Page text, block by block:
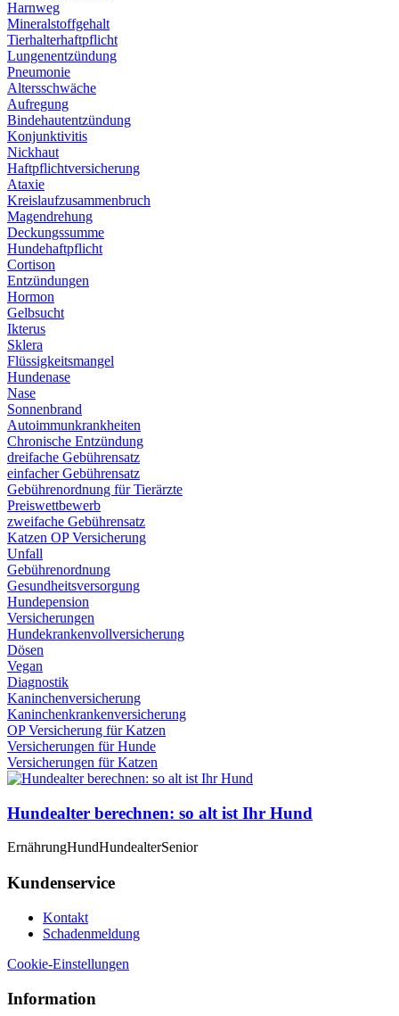
Harnweg
Mineralstoffgehalt
Tierhalterhaftpflicht
Lungenentzündung
Pneumonie
Altersschwäche
Aufregung
Bindehautentzündung
Konjunktivitis
Nickhaut
Haftpflichtversicherung
Ataxie
Kreislaufzusammenbruch
Magendrehung
Deckungssumme
Hundehaftpflicht
Cortison
Entzündungen
Hormon
Gelbsucht
Ikterus
Sklera
Flüssigkeitsmangel
Hundenase
Nase
Sonnenbrand
Autoimmunkrankheiten
Chronische Entzündung
dreifache Gebührensatz
einfacher Gebührensatz
Gebührenordnung für Tierärzte
Preiswettbewerb
zweifache Gebührensatz
Katzen OP Versicherung
Unfall
Gebührenordnung
Gesundheitsversorgung
Hundepension
Versicherungen
Hundekrankenvollversicherung
Dösen
Vegan
Diagnostik
Kaninchenversicherung
Kaninchenkrankenversicherung
OP Versicherung für Katzen
Versicherungen für Hunde
Versicherungen für Katzen
Hundealter berechnen: so alt ist Ihr Hund
ErnährungHundHundealterSenior
Kundenservice
Kontakt
Schadenmeldung
Cookie-Einstellungen
Information